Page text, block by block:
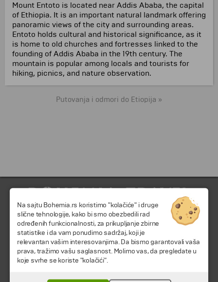
Mount Entoto is located near Addis Ababa, the capital
of Ethiopia. It is an important natural landmark offering
panoramic views of the city and surrounding areas.
Entoto holds cultural and historical significance, as it
is home to old churches and fortresses linked to the
founding of Addis Ababa in the 19th century. The
mountain is popular among locals and tourists for
hiking, picnics, and nature observation.
Putovanja i odmori do Etiopija »
© 2026 TA BOHEMIA TRAVEL DOO.
Na sajtu Bohemia.rs koristimo "kolačiće" i druge
slične tehnologije, kako bi smo obezbedili rad
određenih funkcionalnosti, za prikupljanje zbirne
statistike i da vam ponudimo sadržaj, koji je
relevantan vašim interesovanjima. Da bismo garantovali vaša
prava, tražimo vašu saglasnost. Molimo vas, da pregledate u
koje svrhe se koriste "kolačići".